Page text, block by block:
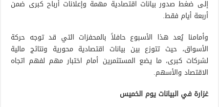
إلى ضغط صدور بيانات اقتصادية مهمة وإعلانات أرباح كبرى ضمن
أربعة أيام فقط.
وأمامنا يُعد هذا الأسبوع حافلاً بالمحفزات التي قد توجه حركة
الأسواق، حيث تتوزع بين بيانات اقتصادية محورية ونتائج مالية
لشركات كبرى، ما يضع المستثمرين أمام اختبار مهم لفهم اتجاه
الاقتصاد والأسهم.
غزارة في البيانات يوم الخميس